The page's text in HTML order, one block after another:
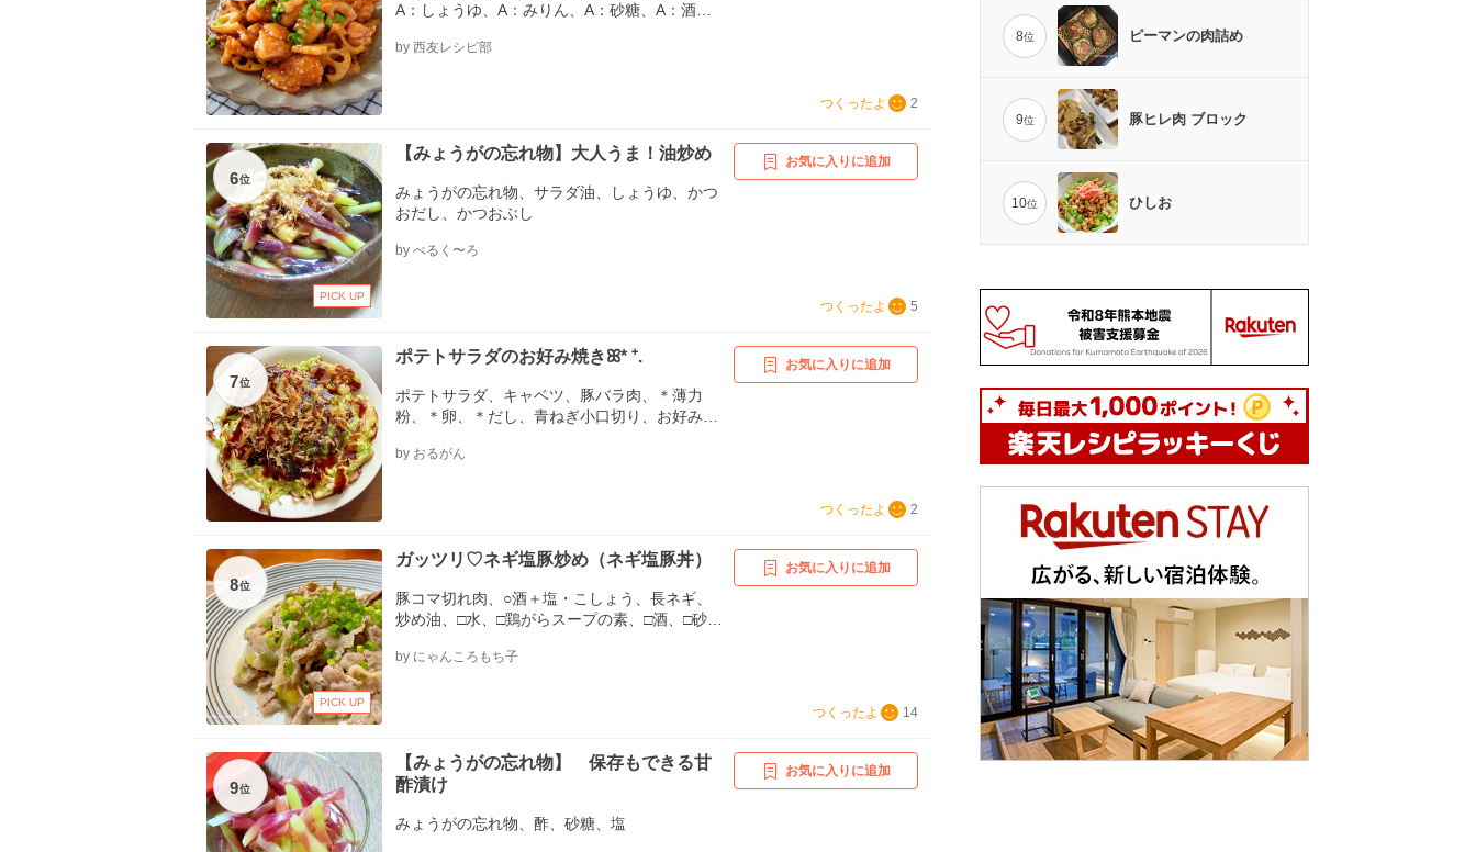
A：しょうゆ、A：みりん、A：砂糖、A：酒、
by 西友レシピ部
つくったよ 2
6位
PICK UP
【みょうがの忘れ物】大人うま！油炒め
みょうがの忘れ物、サラダ油、しょうゆ、かつ
おだし、かつおぶし
by ぺるく〜ろ
お気に入りに追加
つくったよ 5
7位
ポテトサラダのお好み焼きꕤ* ⁺.
ポテトサラダ、キャベツ、豚バラ肉、＊薄力
粉、＊卵、＊だし、青ねぎ小口切り、お好みソ
by おるがん
お気に入りに追加
つくったよ 2
8位
PICK UP
ガッツリ♡ネギ塩豚炒め（ネギ塩豚丼）
豚コマ切れ肉、○酒＋塩・こしょう、長ネギ、
炒め油、□水、□鶏がらスープの素、□酒、□砂
（ポッカレモンでOK）、□片栗粉、ごま油、小
by にゃんころもち子
お気に入りに追加
つくったよ 14
9位
【みょうがの忘れ物】 保存もできる甘
酢漬け
みょうがの忘れ物、酢、砂糖、塩
お気に入りに追加
8位 ピーマンの肉詰め
9位 豚ヒレ肉 ブロック
10位 ひしお